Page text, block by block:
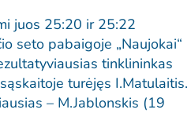
juos 25:20 ir 25:22
seto pabaigoje „Naujokai“
tinklininkas
turėjęs I.Matulaitis.
– M.Jablonskis (19